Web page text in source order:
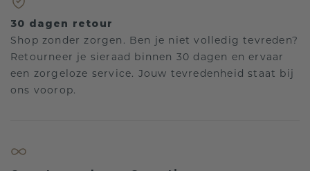
30 dagen retour
Shop zonder zorgen. Ben je niet volledig tevreden?
Retourneer je sieraad binnen 30 dagen en ervaar
een zorgeloze service. Jouw tevredenheid staat bij
ons voorop.